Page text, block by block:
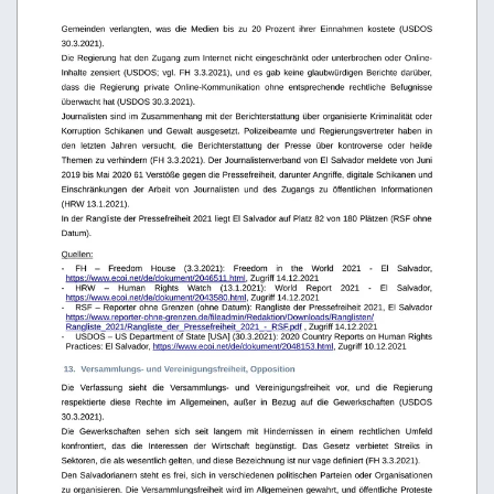
Gemeinden verlangten, was die Medien bis zu 20 Prozent ihrer Einnahmen kostete (USDOS
30.3.2021).
Die Regierung hat den Zugang zum Internet nicht eingeschränkt oder unterbrochen oder Online-
Inhalte zensiert (USDOS; vgl. FH 3.3.2021), und es gab keine glaubwürdigen Berichte darüber,
dass   die   Regierung   private   Online-Kommunikation   ohne   entsprechende   rechtliche   Befugnisse
überwacht hat (USDOS 30.3.2021).
Journalisten sind im Zusammenhang mit der Berichterstattung über organisierte Kriminalität oder
Korruption   Schikanen   und   Gewalt   ausgesetzt.   Polizeibeamte   und   Regierungsvertreter   haben   in
den   letzten   Jahren   versucht,   die   Berichterstattung   der   Presse   über   kontroverse   oder   heikle
Themen zu verhindern (FH 3.3.2021). Der Journalistenverband von El Salvador meldete von Juni
2019 bis Mai 2020 61 Verstöße gegen die Pressefreiheit, darunter Angriffe, digitale Schikanen und
Einschränkungen   der   Arbeit   von   Journalisten   und   des   Zugangs   zu   öffentlichen   Informationen
(HRW 13.1.2021).
In der Rangliste der Pressefreiheit 2021 liegt El Salvador auf Platz 82 von 180 Plätzen (RSF ohne
Datum).
Quellen:
-
FH – Freedom House (3.3.2021): Freedom in the World 2021 - El
Salvador,
https://www.ecoi.net/de/dokument/2046511.html, Zugriff 14.12.2021
-
HRW – Human Rights Watch (13.1.2021): World Report 2021 - El
Salvador,
https://www.ecoi.net/de/dokument/2043580.html, Zugriff 14.12.2021
-
RSF – Reporter ohne Grenzen (ohne Datum): Rangliste der Pressefreiheit 2021, El Salvador
https://www.reporter-ohne-grenzen.de/fileadmin/Redaktion/Downloads/Ranglisten/
Rangliste_2021/Rangliste_der_Pressefreiheit_2021_-_RSF.pdf , Zugriff 14.12.2021
-
USDOS – US Department of State [USA] (30.3.2021): 2020 Country Reports on Human Rights
Practices: El Salvador, https://www.ecoi.net/de/dokument/2048153.html, Zugriff 10.12.2021
13. Versammlungs- und Vereinigungsfreiheit, Opposition
Die   Verfassung   sieht   die   Versammlungs-   und   Vereinigungsfreiheit   vor,   und   die   Regierung
respektierte   diese   Rechte   im   Allgemeinen,   außer   in   Bezug   auf   die   Gewerkschaften   (USDOS
30.3.2021).
Die   Gewerkschaften   sehen   sich   seit   langem   mit   Hindernissen   in   einem   rechtlichen   Umfeld
konfrontiert,   das   die   Interessen   der   Wirtschaft   begünstigt.   Das   Gesetz   verbietet   Streiks   in
Sektoren, die als wesentlich gelten, und diese Bezeichnung ist nur vage definiert (FH 3.3.2021).
Den Salvadorianern steht es frei, sich in verschiedenen politischen Parteien oder Organisationen
zu organisieren. Die Versammlungsfreiheit wird im Allgemeinen gewahrt, und öffentliche Proteste